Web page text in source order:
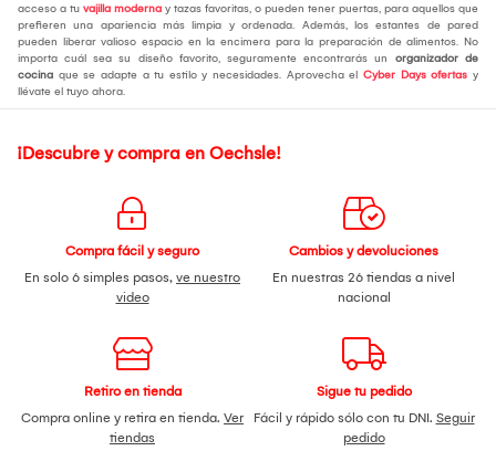
acceso a tu vajilla moderna y tazas favoritas, o pueden tener puertas, para aquellos que
prefieren una apariencia más limpia y ordenada. Además, los estantes de pared
pueden liberar valioso espacio en la encimera para la preparación de alimentos. No
importa cuál sea su diseño favorito, seguramente encontrarás un organizador de
cocina que se adapte a tu estilo y necesidades. Aprovecha el Cyber Days ofertas y
llévate el tuyo ahora.
¡Descubre y compra en Oechsle!
Compra fácil y seguro
En solo 6 simples pasos, ve nuestro
video
Cambios y devoluciones
En nuestras 26 tiendas a nivel
nacional
Retiro en tienda
Compra online y retira en tienda. Ver
tiendas
Sigue tu pedido
Fácil y rápido sólo con tu DNI. Seguir
pedido